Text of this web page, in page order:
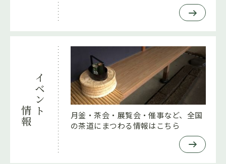
イベント
情報
月釜・茶会・展覧会・催事など、全国
の茶道にまつわる情報はこちら